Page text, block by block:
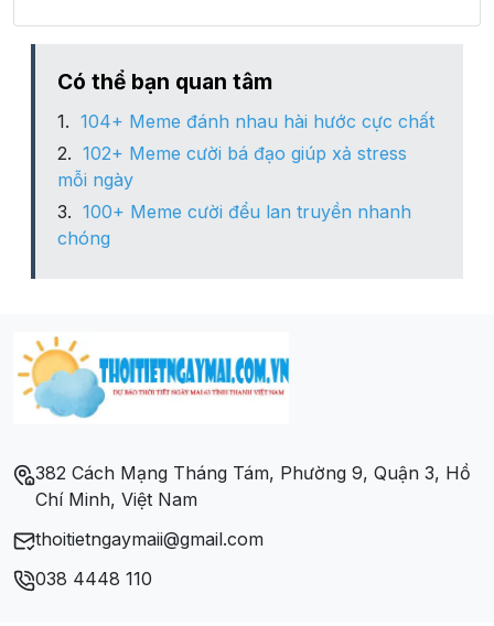
Xã Thành Công
Xã Thể Dục
Xã Thịnh Vượng
Xã Vũ Minh
Xã Yên Lạc
Có thể bạn quan tâm
104+ Meme đánh nhau hài hước cực chất
102+ Meme cười bá đạo giúp xả stress
mỗi ngày
100+ Meme cười đểu lan truyền nhanh
chóng
382 Cách Mạng Tháng Tám, Phường 9, Quận 3, Hồ
Chí Minh, Việt Nam
thoitietngaymaii@gmail.com
038 4448 110